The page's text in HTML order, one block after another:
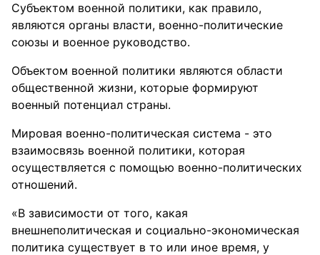
Субъектом военной политики, как правило,
являются органы власти, военно-политические
союзы и военное руководство.
Объектом военной политики являются области
общественной жизни, которые формируют
военный потенциал страны.
Мировая военно-политическая система - это
взаимосвязь военной политики, которая
осуществляется с помощью военно-политических
отношений.
«В зависимости от того, какая
внешнеполитическая и социально-экономическая
политика существует в то или иное время, у